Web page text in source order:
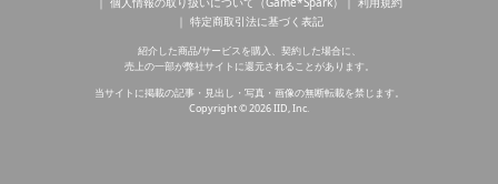
特定商取引法に基づく表記
紹介した商品/サービスを購入、契約した場合に、
売上の一部が弊社サイトに還元されることがあります。
当サイトに掲載の記事・見出し・写真・画像の無断転載を禁じます。
Copyright © 2026 IID, Inc.